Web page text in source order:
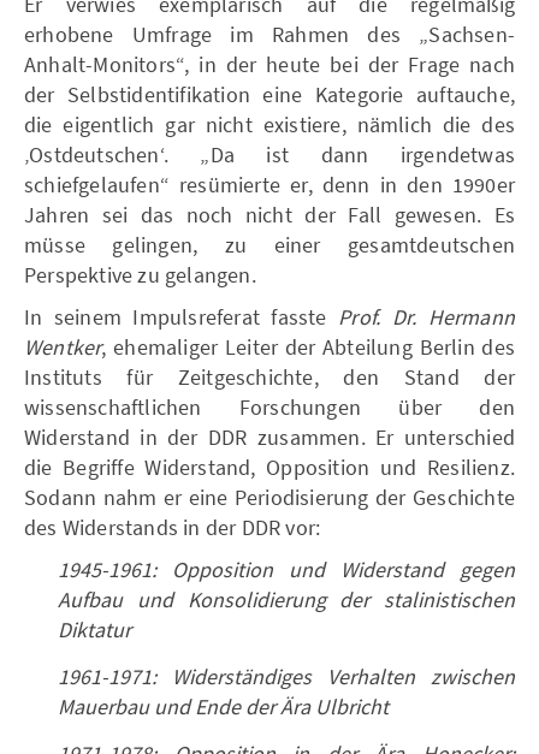
erhobene Umfrage im Rahmen des „Sachsen-
Anhalt-Monitors“, in der heute bei der Frage nach
der Selbstidentifikation eine Kategorie auftauche,
die eigentlich gar nicht existiere, nämlich die des
‚Ostdeutschen‘. „Da ist dann irgendetwas
schiefgelaufen“ resümierte er, denn in den 1990er
Jahren sei das noch nicht der Fall gewesen. Es
müsse gelingen, zu einer gesamtdeutschen
Perspektive zu gelangen.
In seinem Impulsreferat fasste Prof. Dr. Hermann
Wentker, ehemaliger Leiter der Abteilung Berlin des
Instituts für Zeitgeschichte, den Stand der
wissenschaftlichen Forschungen über den
Widerstand in der DDR zusammen. Er unterschied
die Begriffe Widerstand, Opposition und Resilienz.
Sodann nahm er eine Periodisierung der Geschichte
des Widerstands in der DDR vor:
1945-1961: Opposition und Widerstand gegen
Aufbau und Konsolidierung der stalinistischen
Diktatur
1961-1971: Widerständiges Verhalten zwischen
Mauerbau und Ende der Ära Ulbricht